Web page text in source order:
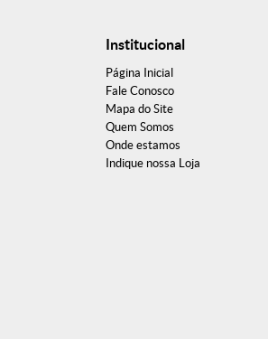
Institucional
Página Inicial
Fale Conosco
Mapa do Site
Quem Somos
Onde estamos
Indique nossa Loja